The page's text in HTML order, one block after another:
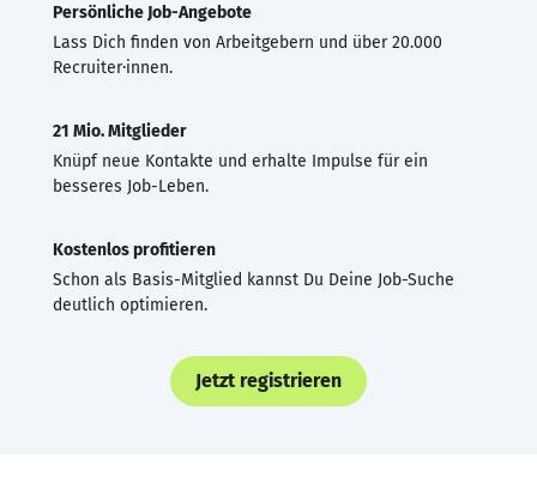
Persönliche Job-Angebote
Lass Dich finden von Arbeitgebern und über 20.000
Recruiter·innen.
21 Mio. Mitglieder
Knüpf neue Kontakte und erhalte Impulse für ein
besseres Job-Leben.
Kostenlos profitieren
Schon als Basis-Mitglied kannst Du Deine Job-Suche
deutlich optimieren.
Jetzt registrieren